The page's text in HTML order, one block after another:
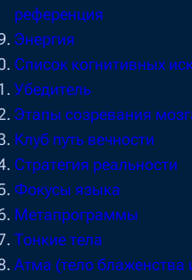
референция
Энергия
Список когнитивных
Убедитель
Этапы созревания
Клуб путь вечности
Стратегия реальности
Фокусы языка
Метапрограммы
Тонкие тела
Атма (тело блаженства